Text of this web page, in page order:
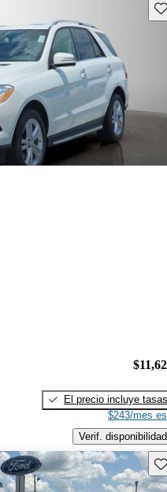
El precio incluye tasas
$243/mes
Verif. disponibilidad